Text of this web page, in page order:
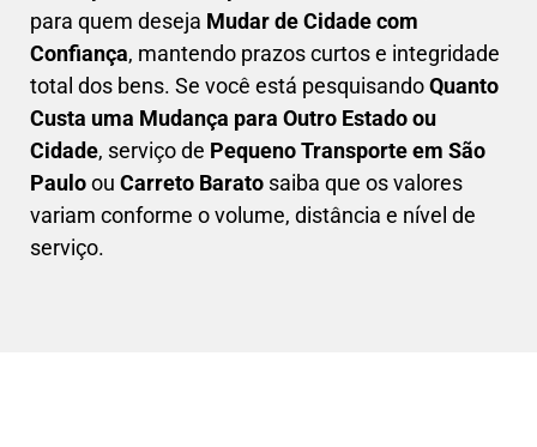
para quem deseja Mudar de Cidade com
Confiança, mantendo prazos curtos e integridade
total dos bens. Se você está pesquisandoQuanto
Custa uma Mudança para Outro Estado ou
Cidade, serviço de Pequeno Transporte em São
Pauloou Carreto Barato saiba que os valores
variam conforme o volume, distância e nível de
serviço.